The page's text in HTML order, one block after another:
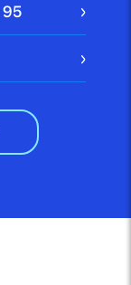
95